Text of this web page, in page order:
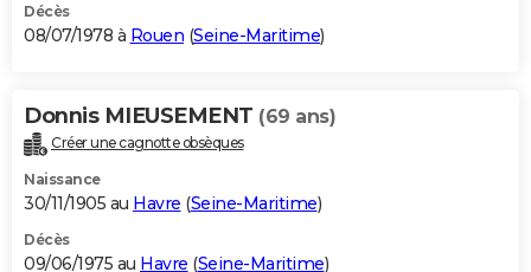
Décès
08/07/1978 à Rouen (Seine-Maritime)
Donnis MIEUSEMENT (69 ans)
Créer une cagnotte obsèques
Naissance
30/11/1905 au Havre (Seine-Maritime)
Décès
09/06/1975 au Havre (Seine-Maritime)